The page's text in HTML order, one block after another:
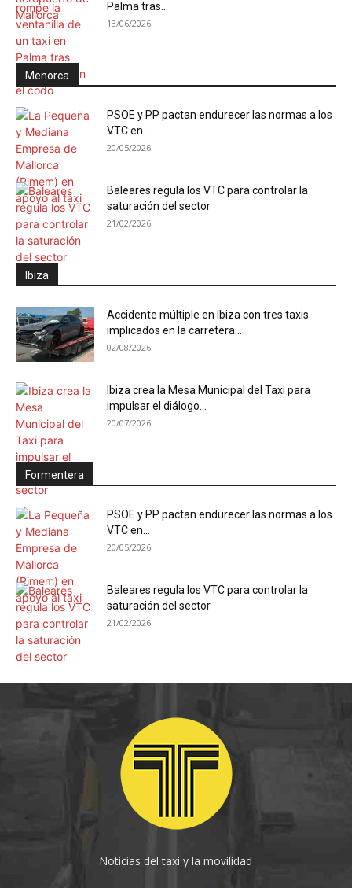
Palma tras...
13/06/2026
Menorca
PSOE y PP pactan endurecer las normas a los
VTC en...
20/05/2026
Baleares regula los VTC para controlar la
saturación del sector
21/02/2026
Ibiza
Accidente múltiple en Ibiza con tres taxis
implicados en la carretera...
02/08/2026
Ibiza crea la Mesa Municipal del Taxi para
impulsar el diálogo...
20/07/2026
Formentera
PSOE y PP pactan endurecer las normas a los
VTC en...
20/05/2026
Baleares regula los VTC para controlar la
saturación del sector
21/02/2026
Noticias del taxi y la movilidad